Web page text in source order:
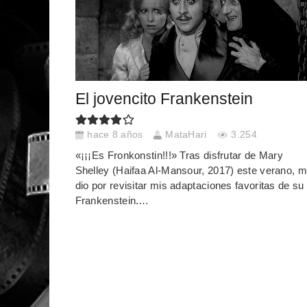
El jovencito Frankenstein
hace 8 años MataHari 3.254
«¡¡¡Es Fronkonstin!!!» Tras disfrutar de Mary
Shelley (Haifaa Al-Mansour, 2017) este verano,
dio por revisitar mis adaptaciones favoritas de su
Frankenstein.…